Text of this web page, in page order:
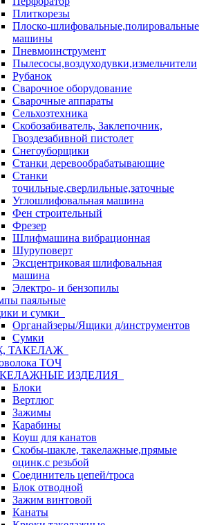
Плиткорезы
Плоско-шлифовальные,полировальные
машины
Пневмоинструмент
Пылесосы,воздуходувки,измельчители
Рубанок
Сварочное оборудование
Сварочные аппараты
Сельхозтехника
Скобозабиватель, Заклепочник,
Гвоздезабивной пистолет
Снегоуборщики
Станки деревообрабатывающие
Станки
точильные,сверлильные,заточные
Углошлифовальная машина
Фен строительный
Фрезер
Шлифмашина вибрационная
Шуруповерт
Эксцентриковая шлифовальная
машина
Электро- и бензопилы
паяльные
и сумки
Органайзеры/Ящики д/инструментов
Сумки
ТАКЕЛАЖ
ТОЧ
ИЗДЕЛИЯ
Блоки
Вертлюг
Зажимы
Карабины
Коуш для канатов
Скобы-шакле, такелажные,прямые
оцинк.с резьбой
Соединитель цепей/троса
Блок отводной
Зажим винтовой
Канаты